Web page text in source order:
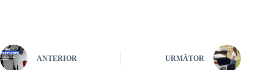
ANTERIOR URMĂTOR